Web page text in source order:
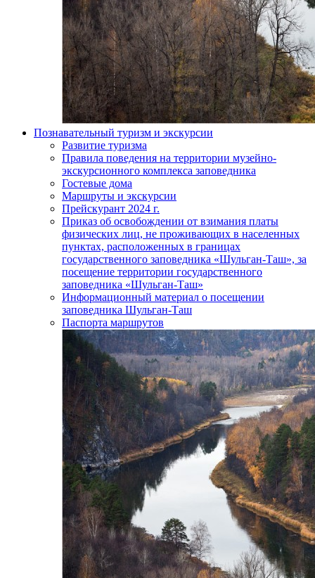
Познавательный туризм и экскурсии
Развитие туризма
Правила поведения на территории музейно-
экскурсионного комплекса заповедника
Гостевые дома
Маршруты и экскурсии
Прейскурант 2024 г.
Приказ об освобождении от взимания платы
физических лиц, не проживающих в населенных
пунктах, расположенных в границах
государственного заповедника «Шульган-Таш», за
посещение территории государственного
заповедника «Шульган-Таш»
Информационный материал о посещении
заповедника Шульган-Таш
Паспорта маршрутов